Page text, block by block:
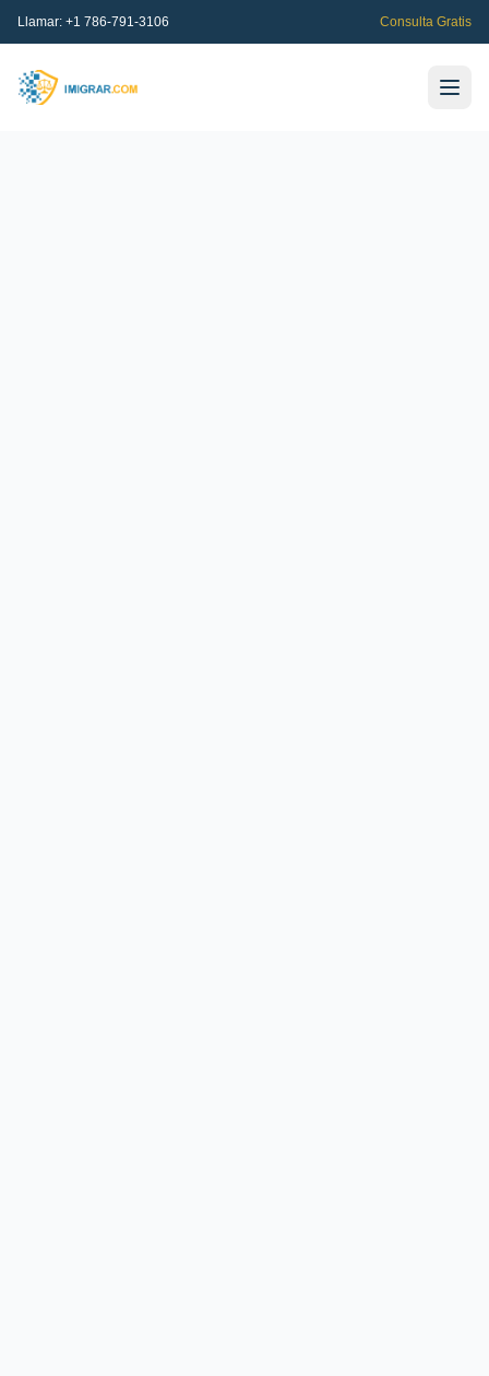
Llamar: +1 786-791-3106 Consulta Gratis